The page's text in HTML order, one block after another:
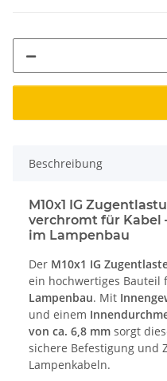
Beschreibung
M10x1 IG
verchromt für Kabel
im Lampenbau
Der M10x1 IG
ein hochwertiges Bauteil
Lampenbau. Mit
und einem
von ca. 6,8 mm sorgt
sichere Befestigung und
Lampenkabeln.